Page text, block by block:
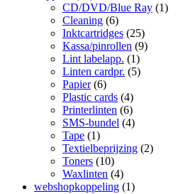
CD/DVD/Blue Ray (1)
Cleaning (6)
Inktcartridges (25)
Kassa/pinrollen (9)
Lint labelapp. (1)
Linten cardpr. (5)
Papier (6)
Plastic cards (4)
Printerlinten (6)
SMS-bundel (4)
Tape (1)
Textielbeprijzing (2)
Toners (10)
Waxlinten (4)
webshopkoppeling (1)